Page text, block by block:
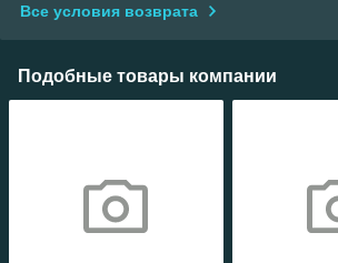
Все условия возврата
Подобные товары компании